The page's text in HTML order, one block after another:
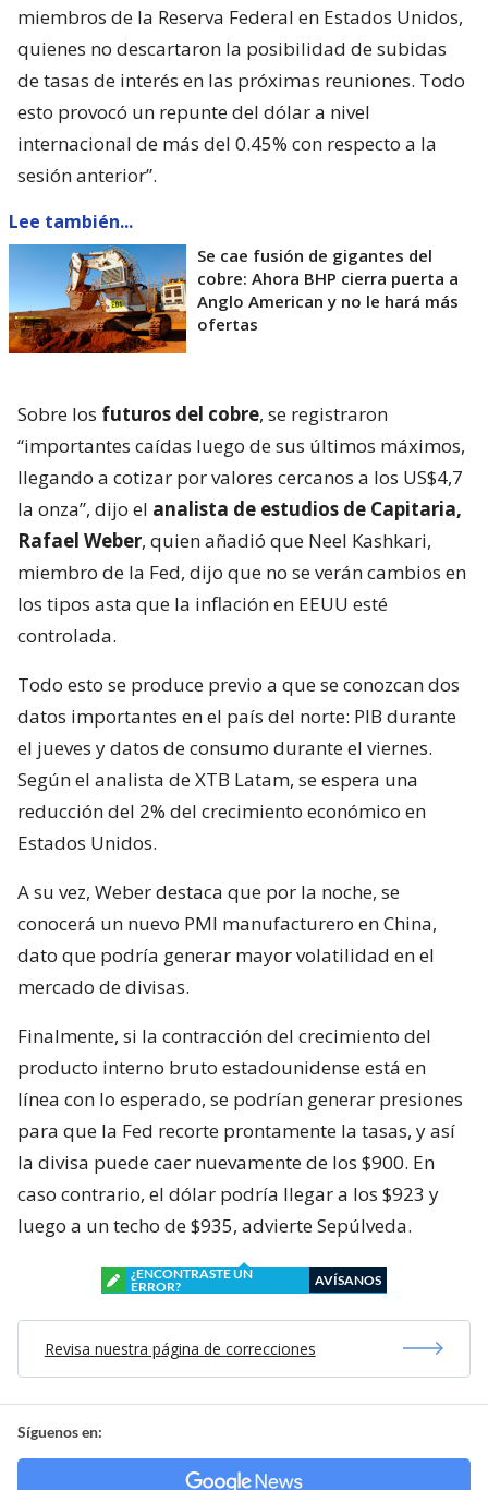
miembros de la Reserva Federal en Estados Unidos,
quienes no descartaron la posibilidad de subidas
de tasas de interés en las próximas reuniones. Todo
esto provocó un repunte del dólar a nivel
internacional de más del 0.45% con respecto a la
sesión anterior”.
Lee también...
Se cae fusión de gigantes del
cobre: Ahora BHP cierra puerta a
Anglo American y no le hará más
ofertas
Sobre los futuros del cobre, se registraron
“importantes caídas luego de sus últimos máximos,
llegando a cotizar por valores cercanos a los US$4,7
la onza”, dijo el analista de estudios de Capitaria,
Rafael Weber, quien añadió que Neel Kashkari,
miembro de la Fed, dijo que no se verán cambios en
los tipos asta que la inflación en EEUU esté
controlada.
Todo esto se produce previo a que se conozcan dos
datos importantes en el país del norte: PIB durante
el jueves y datos de consumo durante el viernes.
Según el analista de XTB Latam, se espera una
reducción del 2% del crecimiento económico en
Estados Unidos.
A su vez, Weber destaca que por la noche, se
conocerá un nuevo PMI manufacturero en China,
dato que podría generar mayor volatilidad en el
mercado de divisas.
Finalmente, si la contracción del crecimiento del
producto interno bruto estadounidense está en
línea con lo esperado, se podrían generar presiones
para que la Fed recorte prontamente la tasas, y así
la divisa puede caer nuevamente de los $900. En
caso contrario, el dólar podría llegar a los $923 y
luego a un techo de $935, advierte Sepúlveda.
¿ENCONTRASTE UN
ERROR?
AVÍSANOS
Revisa nuestra página de correcciones
Síguenos en: